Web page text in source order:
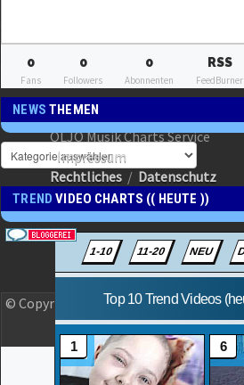
0
Fans
0
Followers
0
Abonnenten
RSS
FeedBurner
NEWSTHEMEN
TRENDVIDEO CHARTS (( HEUTE ))
OLJO Musik Charts Service
Impressum
Rechtliches / Datenschutz
© Copyright 2023 OLJO